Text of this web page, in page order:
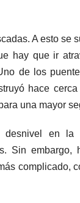
A esto se
hay que ir
de los
hace
una mayor
en la
Sin embargo,
complicado,